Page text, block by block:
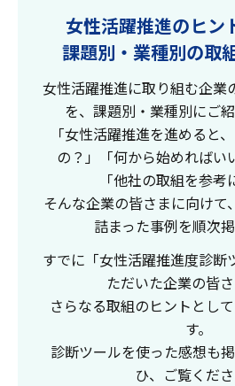
女性活躍推進のヒン
課題別・業種別の取
女性活躍推進に取り組む企業
を、課題別・業種別にご紹
「女性活躍推進を進めると
の？」「何から始めればい
「他社の取組を参考
そんな企業の皆さまに向けて
詰まった事例を順次掲
すでに「女性活躍推進度診断
ただいた企業の皆さ
さらなる取組のヒントとし
す。
診断ツールを使った感想も
ひ、ご覧くださ